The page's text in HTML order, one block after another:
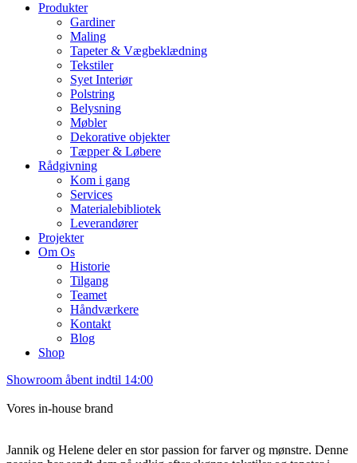
Produkter
Gardiner
Maling
Tapeter & Vægbeklædning
Tekstiler
Syet Interiør
Polstring
Belysning
Møbler
Dekorative objekter
Tæpper & Løbere
Rådgivning
Kom i gang
Services
Materialebibliotek
Leverandører
Projekter
Om Os
Historie
Tilgang
Teamet
Håndværkere
Kontakt
Blog
Shop
Showroom åbent indtil 14:00
Vores in-house brand
Jannik og Helene deler en stor passion for farver og mønstre. Denne